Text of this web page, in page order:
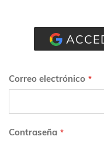
Correo electrónico
Contraseña